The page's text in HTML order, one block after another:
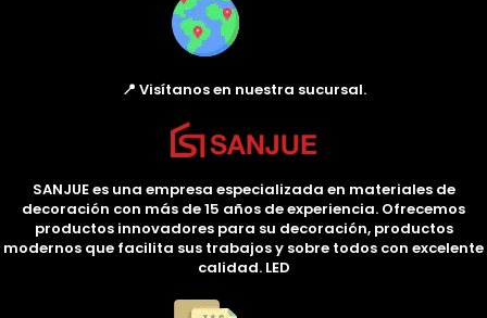
📍 Visítanos en nuestra sucursal.
SANJUE es una empresa especializada en materiales de
decoración con más de 15 años de experiencia. Ofrecemos
productos innovadores para su decoración, productos
modernos que facilita sus trabajos y sobre todos con excelente
calidad. LED